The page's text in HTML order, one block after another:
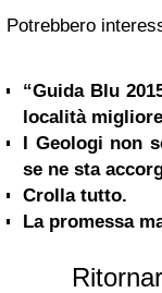
Potrebbero
“Guida Blu
località
I Geologi non
se ne sta
Crolla tutto.
La promessa